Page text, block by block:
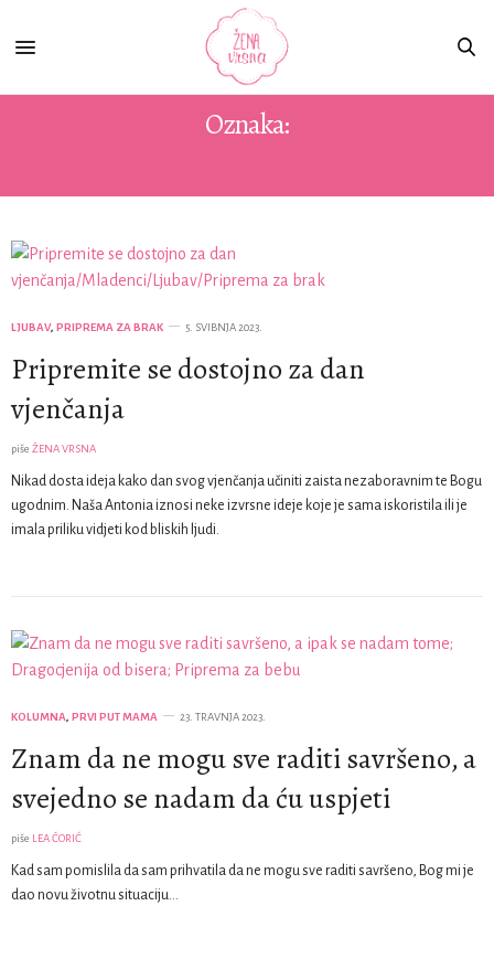
Oznaka:
LJUBAV, PRIPREMA ZA BRAK 5. SVIBNJA 2023.
Pripremite se dostojno za dan
vjenčanja
piše ŽENA VRSNA
Nikad dosta ideja kako dan svog vjenčanja učiniti zaista nezaboravnim te Bogu
ugodnim. Naša Antonia iznosi neke izvrsne ideje koje je sama iskoristila ili je
imala priliku vidjeti kod bliskih ljudi.
KOLUMNA, PRVI PUT MAMA 23. TRAVNJA 2023.
Znam da ne mogu sve raditi savršeno, a
svejedno se nadam da ću uspjeti
piše LEA ČORIĆ
Kad sam pomislila da sam prihvatila da ne mogu sve raditi savršeno, Bog mi je
dao novu životnu situaciju…